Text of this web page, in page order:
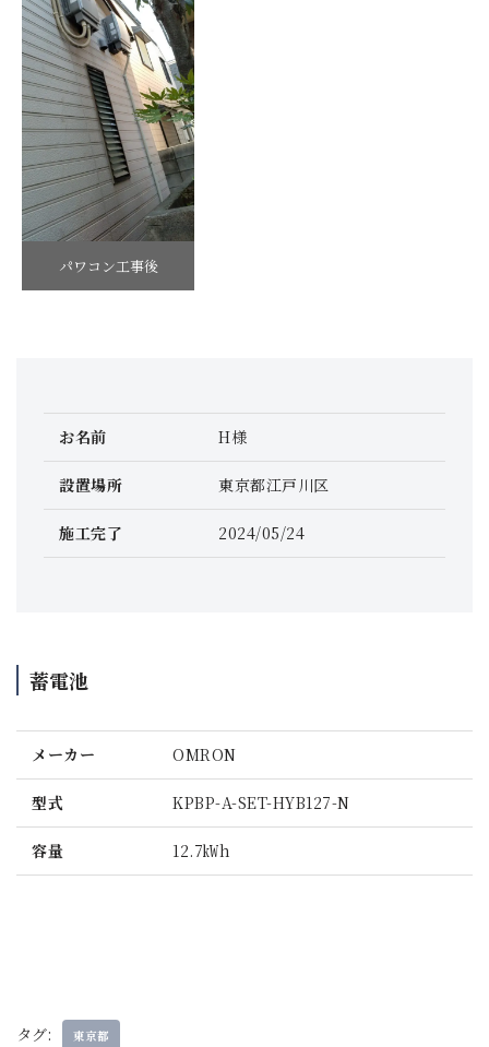
パワコン工事後
お名前 H様
設置場所 東京都江戸川区
施工完了 2024/05/24
蓄電池
メーカー OMRON
型式 KPBP-A-SET-HYB127-N
容量 12.7㎾h
タグ: 東京都